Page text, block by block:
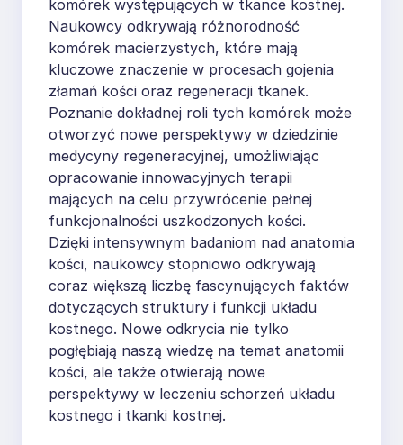
komórek występujących w tkance kostnej.
Naukowcy odkrywają różnorodność
komórek macierzystych, które mają
kluczowe znaczenie w procesach gojenia
złamań kości oraz regeneracji tkanek.
Poznanie dokładnej roli tych komórek może
otworzyć nowe perspektywy w dziedzinie
medycyny regeneracyjnej, umożliwiając
opracowanie innowacyjnych terapii
mających na celu przywrócenie pełnej
funkcjonalności uszkodzonych kości.
Dzięki intensywnym badaniom nad anatomia
kości, naukowcy stopniowo odkrywają
coraz większą liczbę fascynujących faktów
dotyczących struktury i funkcji układu
kostnego. Nowe odkrycia nie tylko
pogłębiają naszą wiedzę na temat anatomii
kości, ale także otwierają nowe
perspektywy w leczeniu schorzeń układu
kostnego i tkanki kostnej.